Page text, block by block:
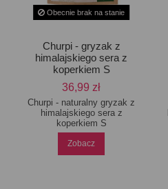
Obecnie brak na stanie
Churpi - gryzak z
himalajskiego sera z
koperkiem S
36,99 zł
Churpi - naturalny gryzak z
himalajskiego sera z
koperkiem S
Zobacz